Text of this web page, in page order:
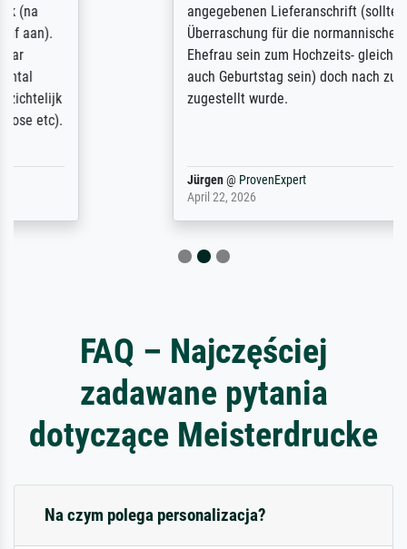
angegebenen Lieferanschrift (sollte eine
Überraschung für die normannische
Ehefrau sein zum Hochzeits- gleichzeitig
auch Geburtstag sein) doch nach zu Hause
ProvenExpert
FAQ – Najczęściej
zadawane pytania
dotyczące Meisterdrucke
Na czym polega personalizacja?